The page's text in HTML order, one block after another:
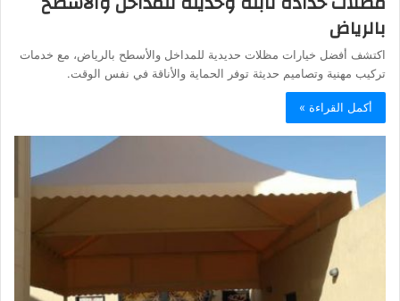
بالرياض
اكتشف أفضل خيارات مظلات حديدية للمداخل والأسطح بالرياض، مع خدمات
تركيب مهنية وتصاميم حديثة توفر الحماية والأناقة في نفس الوقت.
أكمل القراءة »